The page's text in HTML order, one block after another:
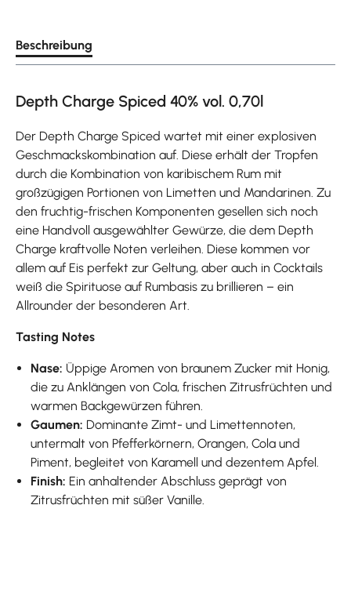
Beschreibung
Depth Charge Spiced 40% vol. 0,70l
Der Depth Charge Spiced wartet mit einer explosiven
Geschmackskombination auf. Diese erhält der Tropfen
durch die Kombination von karibischem Rum mit
großzügigen Portionen von Limetten und Mandarinen. Zu
den fruchtig-frischen Komponenten gesellen sich noch
eine Handvoll ausgewählter Gewürze, die dem Depth
Charge kraftvolle Noten verleihen. Diese kommen vor
allem auf Eis perfekt zur Geltung, aber auch in Cocktails
weiß die Spirituose auf Rumbasis zu brillieren – ein
Allrounder der besonderen Art.
Tasting Notes
Nase: Üppige Aromen von braunem Zucker mit Honig,
die zu Anklängen von Cola, frischen Zitrusfrüchten und
warmen Backgewürzen führen.
Gaumen: Dominante Zimt- und Limettennoten,
untermalt von Pfefferkörnern, Orangen, Cola und
Piment, begleitet von Karamell und dezentem Apfel.
Finish: Ein anhaltender Abschluss geprägt von
Zitrusfrüchten mit süßer Vanille.